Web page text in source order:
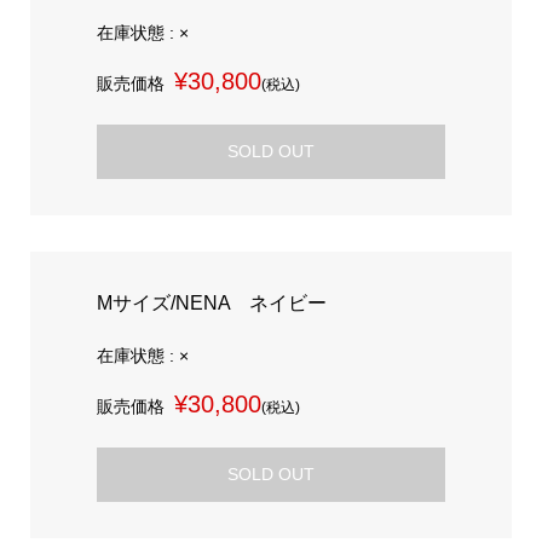
在庫状態 : ×
販売価格 ¥30,800(税込)
SOLD OUT
Mサイズ/NENA ネイビー
在庫状態 : ×
販売価格 ¥30,800(税込)
SOLD OUT